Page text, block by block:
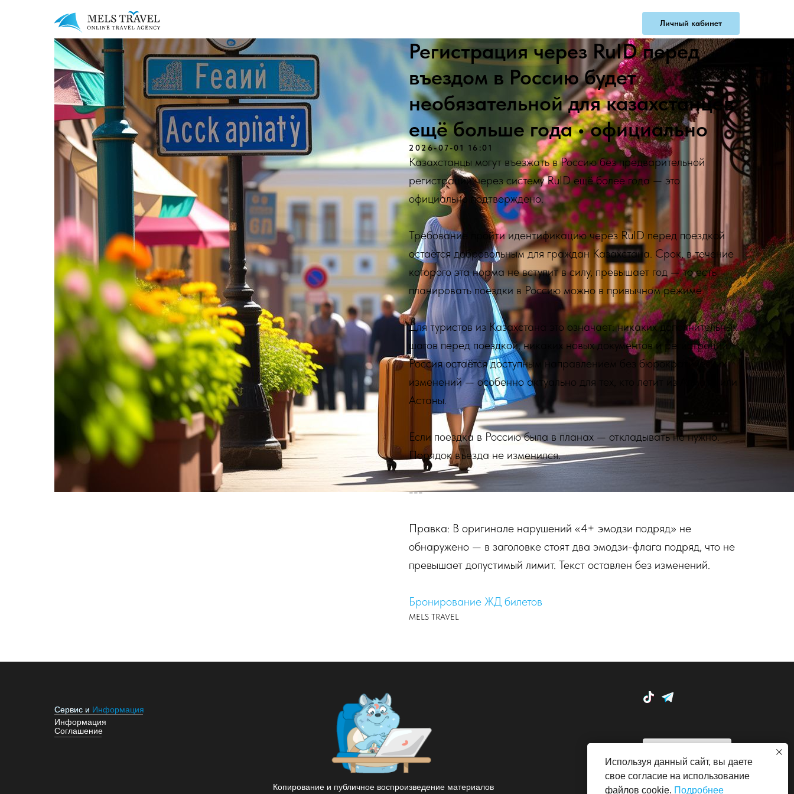
Личный кабинет
Регистрация через RuID перед
въездом в Россию будет
необязательной для казахстанцев
ещё больше года • официально
2026-07-01 16:01
Казахстанцы могут въезжать в Россию без предварительной
регистрации через систему RuID ещё более года — это
официально подтверждено.
Требование пройти идентификацию через RuID перед поездкой
остаётся добровольным для граждан Казахстана. Срок, в течение
которого эта норма не вступит в силу, превышает год — то есть
планировать поездки в Россию можно в привычном режиме.
Для туристов из Казахстана это означает: никаких дополнительных
шагов перед поездкой, никаких новых документов и регистраций.
Россия остаётся доступным направлением без бюрократических
изменений — особенно актуально для тех, кто летит из Алматы или
Астаны.
Если поездка в Россию была в планах — откладывать не нужно.
Порядок въезда не изменился.
---
Правка: В оригинале нарушений «4+ эмодзи подряд» не
обнаружено — в заголовке стоят два эмодзи-флага подряд, что не
превышает допустимый лимит. Текст оставлен без изменений.
Бронирование ЖД билетов
MELS TRAVEL
Копирование и публичное воспроизведение материалов
Все права защищены.
Сервис и Информация
Сервис и
Информация
Соглашение
Используя данный сайт, вы даете
свое согласие на использование
файлов cookie. Подробнее